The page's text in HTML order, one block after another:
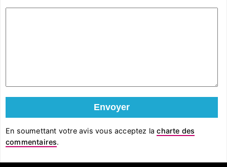
En soumettant votre avis vous acceptez lacharte des
commentaires.